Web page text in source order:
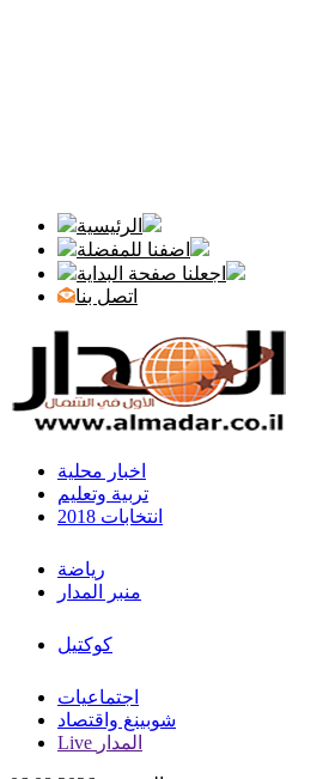
الرئيسية
اضفنا للمفضلة
اجعلنا صفحة البداية
اتصل بنا
اخبار محلية
تربية وتعليم
انتخابات 2018
رياضة
منبر المدار
كوكتيل
اجتماعيات
شوبينغ واقتصاد
Live المدار